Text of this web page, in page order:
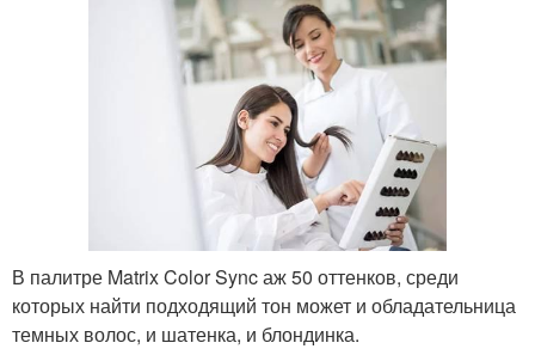
В палитре Matrix Color Sync аж 50 оттенков, среди
которых найти подходящий тон может и обладательница
темных волос, и шатенка, и блондинка.